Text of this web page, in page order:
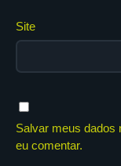
Site
Salvar meus dados
eu comentar.